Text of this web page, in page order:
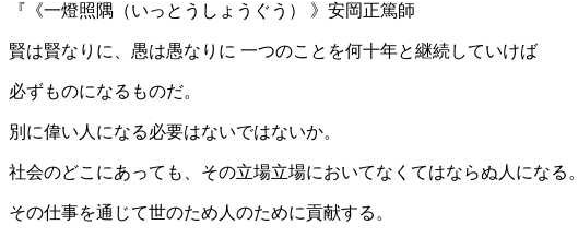
『《一燈照隅（いっとうしょうぐう） 》安岡正篤師
賢は賢なりに、愚は愚なりに 一つのことを何十年と継続していけば
必ずものになるものだ。
別に偉い人になる必要はないではないか。
社会のどこにあっても、その立場立場においてなくてはならぬ人になる。
その仕事を通じて世のため人のために貢献する。